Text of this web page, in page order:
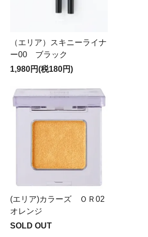
（エリア）スキニーライナ
ー00 ブラック
1,980円(税180円)
(エリア)カラーズ ＯＲ02
オレンジ
SOLD OUT